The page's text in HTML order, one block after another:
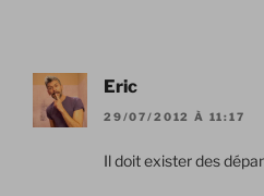
Eric
29/07/2012 À 11:17
Il doit exister des